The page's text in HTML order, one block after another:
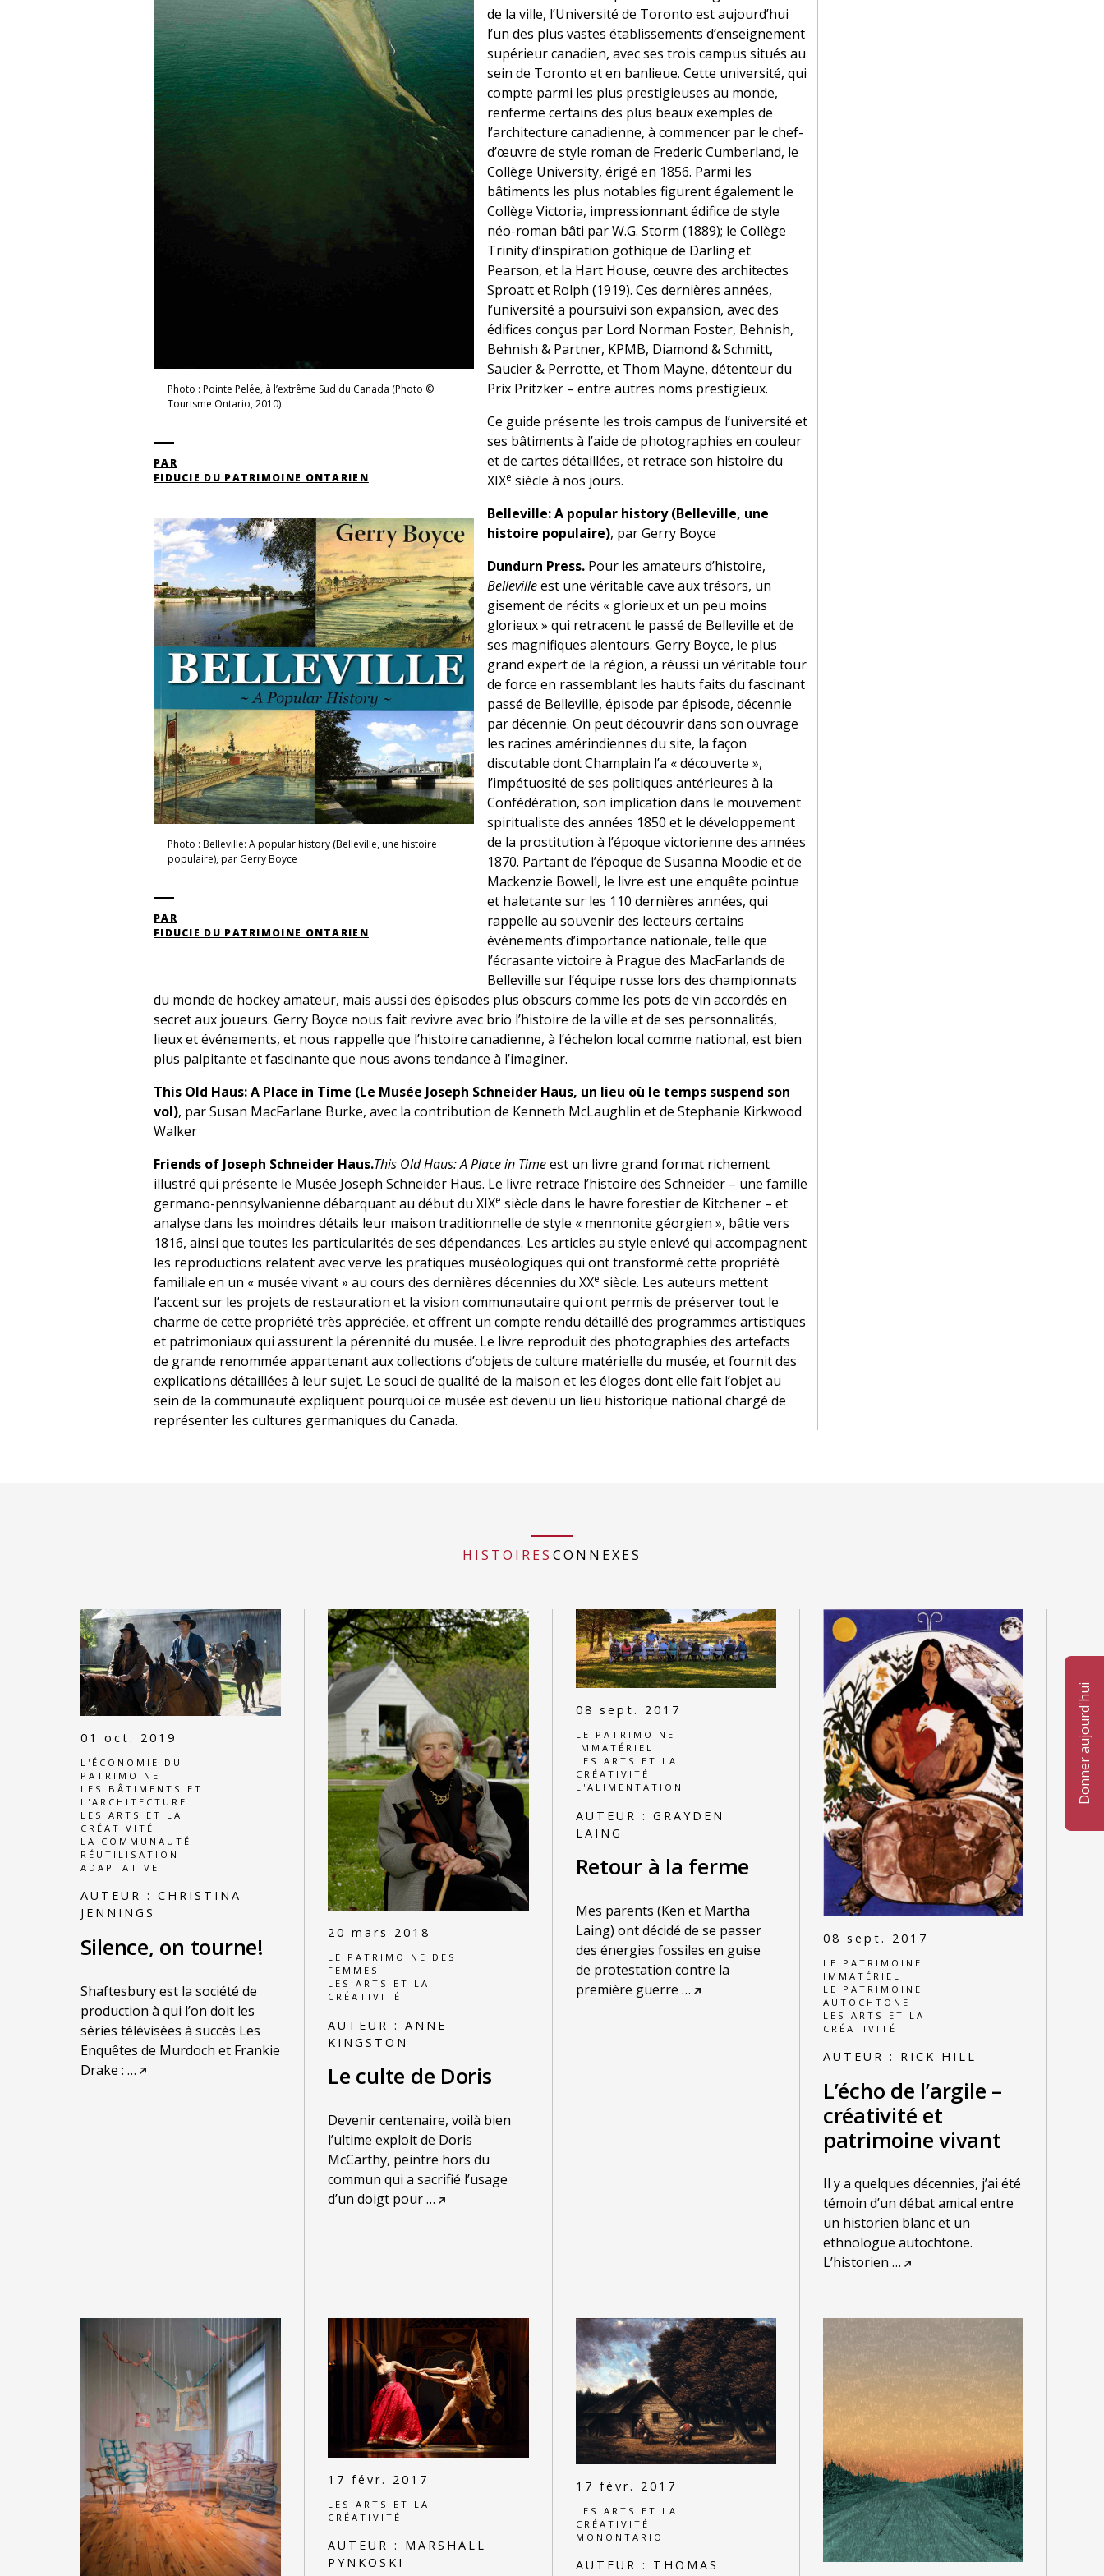
Donner aujourd'hui
Photo : Pointe Pelée, à l’extrême Sud du Canada (Photo ©
Tourisme Ontario, 2010)
PAR
FIDUCIE DU PATRIMOINE ONTARIEN
Photo : Belleville: A popular history (Belleville, une histoire
populaire), par Gerry Boyce
PAR
FIDUCIE DU PATRIMOINE ONTARIEN
de la ville, l’Université de Toronto est aujourd’hui
l’un des plus vastes établissements d’enseignement
supérieur canadien, avec ses trois campus situés au
sein de Toronto et en banlieue. Cette université, qui
compte parmi les plus prestigieuses au monde,
renferme certains des plus beaux exemples de
l’architecture canadienne, à commencer par le chef-
d’œuvre de style roman de Frederic Cumberland, le
Collège University, érigé en 1856. Parmi les
bâtiments les plus notables figurent également le
Collège Victoria, impressionnant édifice de style
néo-roman bâti par W.G. Storm (1889); le Collège
Trinity d’inspiration gothique de Darling et
Pearson, et la Hart House, œuvre des architectes
Sproatt et Rolph (1919). Ces dernières années,
l’université a poursuivi son expansion, avec des
édifices conçus par Lord Norman Foster, Behnish,
Behnish & Partner, KPMB, Diamond & Schmitt,
Saucier & Perrotte, et Thom Mayne, détenteur du
Prix Pritzker – entre autres noms prestigieux.
Ce guide présente les trois campus de l’université et
ses bâtiments à l’aide de photographies en couleur
et de cartes détaillées, et retrace son histoire du
XIXe siècle à nos jours.
Belleville: A popular history (Belleville, une
histoire populaire), par Gerry Boyce
Dundurn Press. Pour les amateurs d’histoire,
Bellevilleest une véritable cave aux trésors, un
gisement de récits « glorieux et un peu moins
glorieux » qui retracent le passé de Belleville et de
ses magnifiques alentours. Gerry Boyce, le plus
grand expert de la région, a réussi un véritable tour
de force en rassemblant les hauts faits du fascinant
passé de Belleville, épisode par épisode, décennie
par décennie. On peut découvrir dans son ouvrage
les racines amérindiennes du site, la façon
discutable dont Champlain l’a « découverte »,
l’impétuosité de ses politiques antérieures à la
Confédération, son implication dans le mouvement
spiritualiste des années 1850 et le développement
de la prostitution à l’époque victorienne des années
1870. Partant de l’époque de Susanna Moodie et de
Mackenzie Bowell, le livre est une enquête pointue
et haletante sur les 110 dernières années, qui
rappelle au souvenir des lecteurs certains
événements d’importance nationale, telle que
l’écrasante victoire à Prague des MacFarlands de
Belleville sur l’équipe russe lors des championnats
du monde de hockey amateur, mais aussi des épisodes plus obscurs comme les pots de vin accordés en
secret aux joueurs. Gerry Boyce nous fait revivre avec brio l’histoire de la ville et de ses personnalités,
lieux et événements, et nous rappelle que l’histoire canadienne, à l’échelon local comme national, est bien
plus palpitante et fascinante que nous avons tendance à l’imaginer.
This Old Haus: A Place in Time (Le Musée Joseph Schneider Haus, un lieu où le temps suspend son
vol), par Susan MacFarlane Burke, avec la contribution de Kenneth McLaughlin et de Stephanie Kirkwood
Walker
Friends of Joseph Schneider Haus.This Old Haus: A Place in Timeest un livre grand format richement
illustré qui présente le Musée Joseph Schneider Haus. Le livre retrace l’histoire des Schneider – une famille
germano-pennsylvanienne débarquant au début du XIXe siècle dans le havre forestier de Kitchener – et
analyse dans les moindres détails leur maison traditionnelle de style « mennonite géorgien », bâtie vers
1816, ainsi que toutes les particularités de ses dépendances. Les articles au style enlevé qui accompagnent
les reproductions relatent avec verve les pratiques muséologiques qui ont transformé cette propriété
familiale en un « musée vivant » au cours des dernières décennies du XXe siècle. Les auteurs mettent
l’accent sur les projets de restauration et la vision communautaire qui ont permis de préserver tout le
charme de cette propriété très appréciée, et offrent un compte rendu détaillé des programmes artistiques
et patrimoniaux qui assurent la pérennité du musée. Le livre reproduit des photographies des artefacts
de grande renommée appartenant aux collections d’objets de culture matérielle du musée, et fournit des
explications détaillées à leur sujet. Le souci de qualité de la maison et les éloges dont elle fait l’objet au
sein de la communauté expliquent pourquoi ce musée est devenu un lieu historique national chargé de
représenter les cultures germaniques du Canada.
HISTOIRES CONNEXES
01 oct. 2019
L'ÉCONOMIE DU
PATRIMOINE
LES BÂTIMENTS ET
L'ARCHITECTURE
LES ARTS ET LA
CRÉATIVITÉ
LA COMMUNAUTÉ
RÉUTILISATION
ADAPTATIVE
AUTEUR : CHRISTINA
JENNINGS
Silence, on tourne!
Shaftesbury est la société de
production à qui l’on doit les
séries télévisées à succès Les
Enquêtes de Murdoch et Frankie
Drake : …
20 mars 2018
LE PATRIMOINE DES
FEMMES
LES ARTS ET LA
CRÉATIVITÉ
AUTEUR :ANNE
KINGSTON
Le culte de Doris
Devenir centenaire, voilà bien
l’ultime exploit de Doris
McCarthy, peintre hors du
commun qui a sacrifié l’usage
d’un doigt pour…
08 sept. 2017
LE PATRIMOINE
IMMATÉRIEL
LES ARTS ET LA
CRÉATIVITÉ
L'ALIMENTATION
AUTEUR : GRAYDEN
LAING
Retour à la ferme
Mes parents (Ken et Martha
Laing) ont décidé de se passer
des énergies fossiles en guise
de protestation contre la
première guerre …
08 sept. 2017
LE PATRIMOINE
IMMATÉRIEL
LE PATRIMOINE
AUTOCHTONE
LES ARTS ET LA
CRÉATIVITÉ
AUTEUR : RICK HILL
L’écho de l’argile –
créativité et
patrimoine vivant
Il y a quelques décennies, j’ai été
témoin d’un débat amical entre
un historien blanc et un
ethnologue autochtone.
L’historien …
17 févr. 2017
LES ARTS ET LA
CRÉATIVITÉ
AUTEUR : MARSHALL
PYNKOSKI
17 févr. 2017
LES ARTS ET LA
CRÉATIVITÉ
MONONTARIO
AUTEUR : THOMAS